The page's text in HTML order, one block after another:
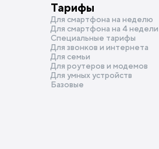
Тарифы
Для смартфона на неделю
Для смартфона на 4 недели
Специальные тарифы
Для звонков и интернета
Для семьи
Для роутеров и модемов
Для умных устройств
Базовые